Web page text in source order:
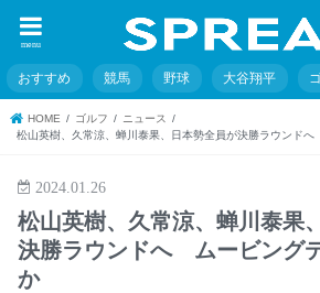
menu
おすすめ 競馬 野球 大谷翔平
HOME ゴルフ
ニュース
松山英樹、久常涼、蝉川泰果、日本勢全員が決勝ラウンド
2024.01.26
松山英樹、久常涼、蝉川泰果
決勝ラウンドへ ムービング
か